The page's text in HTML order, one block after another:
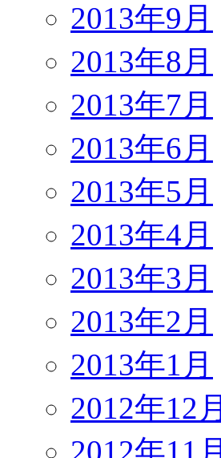
2013年9月
2013年8月
2013年7月
2013年6月
2013年5月
2013年4月
2013年3月
2013年2月
2013年1月
2012年12月